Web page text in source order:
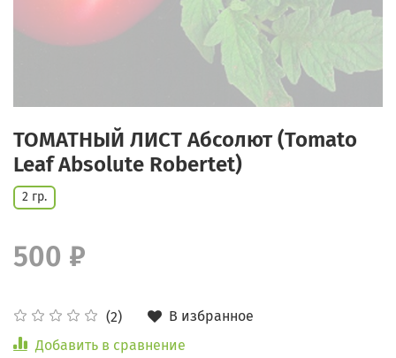
ТОМАТНЫЙ ЛИСТ Абсолют (Tomato
Leaf Absolute Robertet)
(2)
В избранное
Добавить в сравнение
2 гр.
500 ₽